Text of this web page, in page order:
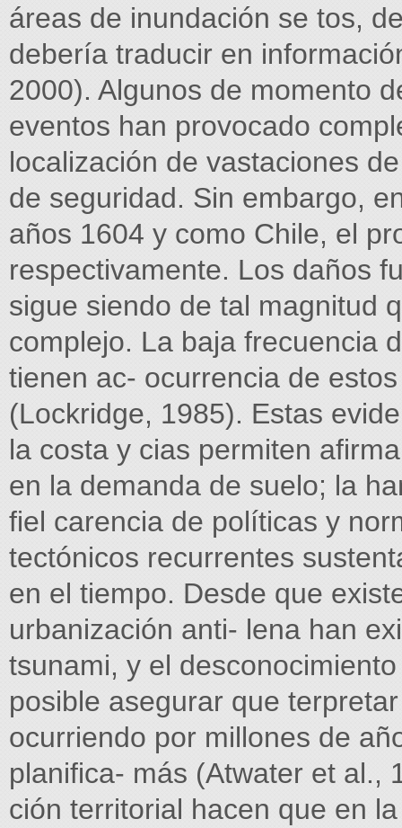
áreas de inundación se tos,
debería traducir en
2000). Algunos de momento
eventos han provocado
localización de vastaciones
de seguridad. Sin embargo,
años 1604 y como Chile, el
respectivamente. Los daños
sigue siendo de tal magnitud
complejo. La baja frecuencia
tienen ac- ocurrencia de
(Lockridge, 1985). Estas
la costa y cias permiten
en la demanda de suelo; la
fiel carencia de políticas y
tectónicos recurrentes
en el tiempo. Desde que
urbanización anti- lena han
tsunami, y el
posible asegurar que
ocurriendo por millones de
planifica- más (Atwater et al.,
ción territorial hacen que en